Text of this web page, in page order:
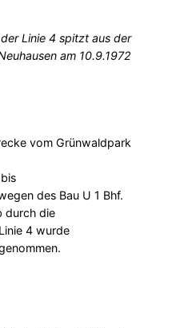
Linie 4 spitzt aus der
am 10.9.1972
vom Grünwaldpark
des Bau U 1 Bhf.
durch die
4 wurde